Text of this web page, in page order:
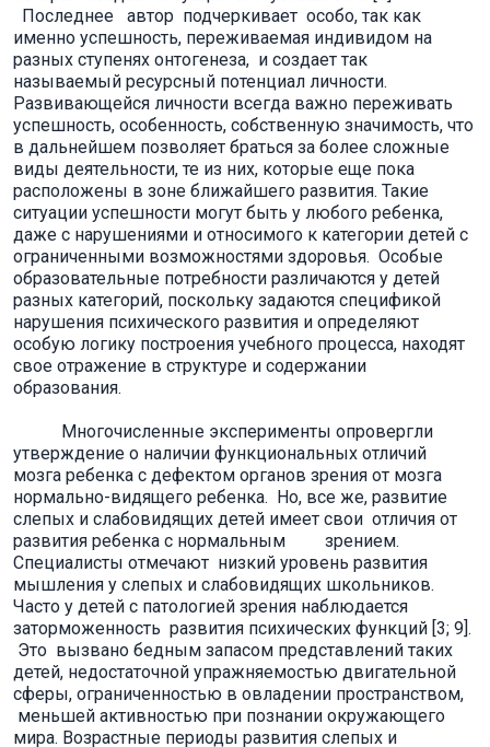
Последнее автор подчеркивает особо, так как
именно успешность, переживаемая индивидом на
разных ступенях онтогенеза, и создает так
называемый ресурсный потенциал личности.
Развивающейся личности всегда важно переживать
успешность, особенность, собственную значимость, что
в дальнейшем позволяет браться за более сложные
виды деятельности, те из них, которые еще пока
расположены в зоне ближайшего развития. Такие
ситуации успешности могут быть у любого ребенка,
даже с нарушениями и относимого к категории детей с
ограниченными возможностями здоровья. Особые
образовательные потребности различаются у детей
разных категорий, поскольку задаются спецификой
нарушения психического развития и определяют
особую логику построения учебного процесса, находят
свое отражение в структуре и содержании
образования.
Многочисленные эксперименты опровергли
утверждение о наличии функциональных отличий
мозга ребенка с дефектом органов зрения от мозга
нормально-видящего ребенка. Но, все же, развитие
слепых и слабовидящих детей имеет свои отличия от
развития ребенка с нормальным зрением.
Специалисты отмечают низкий уровень развития
мышления у слепых и слабовидящих школьников.
Часто у детей с патологией зрения наблюдается
заторможенность развития психических функций [3; 9].
Это вызвано бедным запасом представлений таких
детей, недостаточной упражняемостью двигательной
сферы, ограниченностью в овладении пространством,
меньшей активностью при познании окружающего
мира. Возрастные периоды развития слепых и